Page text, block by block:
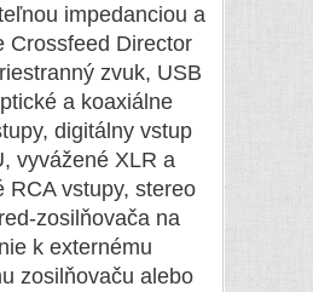
impedanciou a
Crossfeed Director
zvuk, USB
a koaxiálne
digitálny vstup
vyvážené XLR a
RCA vstupy, stereo
zosilňovača na
k externému
zosilňovaču alebo